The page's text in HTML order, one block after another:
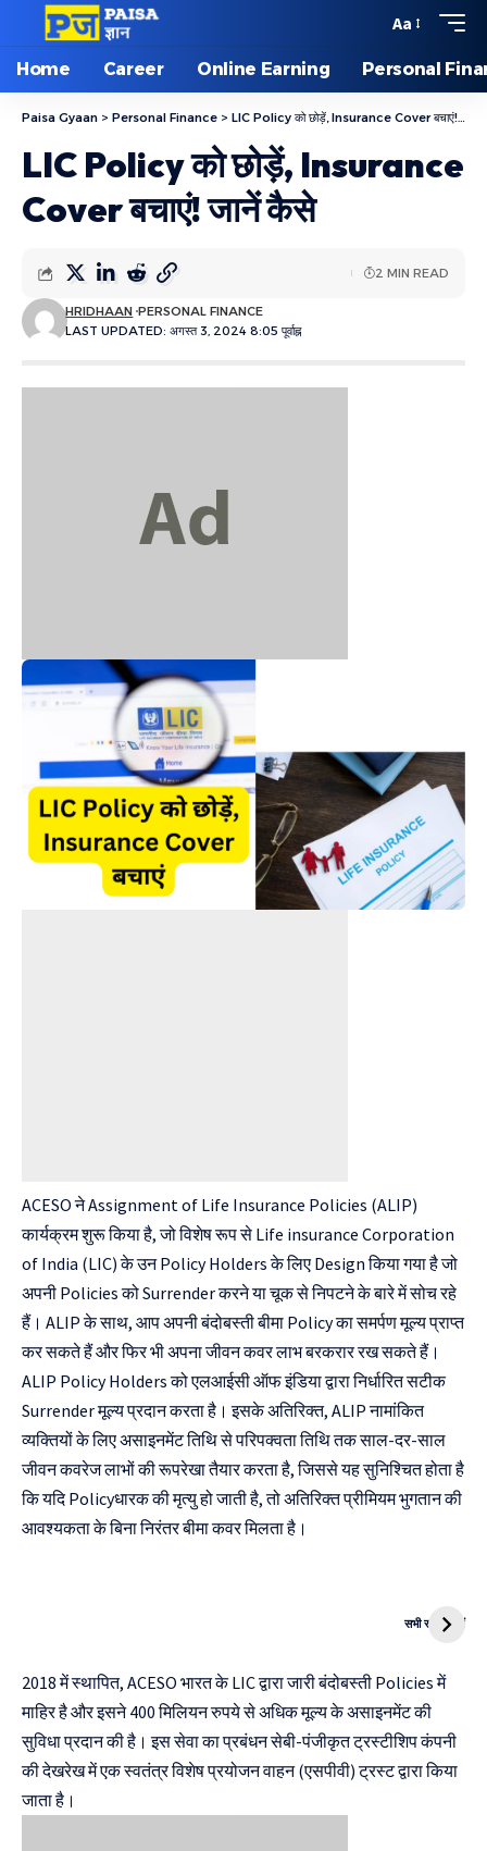
Aa
Home Career Online Earning Personal
Paisa Gyaan > Personal Finance > LIC Policy को छोड़ें, Insurance Cover बचाएं! जानें कैसे
LIC Policy को छोड़ें, Insurance
Cover बचाएं! जानें कैसे
LAST UPDATED: अगस्त 3, 2024 8:05 पूर्वाह्न
HRIDHAAN PERSONAL FINANCE
2 MIN READ
ACESO ने Assignment of Life Insurance Policies (ALIP)
कार्यक्रम शुरू किया है, जो विशेष रूप से Life insurance Corporation
of India (LIC) के उन Policy Holders के लिए Design किया गया है जो
अपनी Policies को Surrender करने या चूक से निपटने के बारे में सोच रहे
हैं। ALIP के साथ, आप अपनी बंदोबस्ती बीमा Policy का समर्पण मूल्य प्राप्त
कर सकते हैं और फिर भी अपना जीवन कवर लाभ बरकरार रख सकते हैं।
ALIP Policy Holders को एलआईसी ऑफ इंडिया द्वारा निर्धारित सटीक
Surrender मूल्य प्रदान करता है। इसके अतिरिक्त, ALIP नामांकित
व्यक्तियों के लिए असाइनमेंट तिथि से परिपक्वता तिथि तक साल-दर-साल
जीवन कवरेज लाभों की रूपरेखा तैयार करता है, जिससे यह सुनिश्चित होता है
कि यदि Policyधारक की मृत्यु हो जाती है, तो अतिरिक्त प्रीमियम भुगतान की
आवश्यकता के बिना निरंतर बीमा कवर मिलता है।
सभी स्टोरी देखें
Kanya Vivah
2018 में स्थापित, ACESO भारत के LIC द्वारा जारी बंदोबस्ती Policies में
माहिर है और इसने 400 मिलियन रुपये से अधिक मूल्य के असाइनमेंट की
सुविधा प्रदान की है। इस सेवा का प्रबंधन सेबी-पंजीकृत ट्रस्टीशिप कंपनी
की देखरेख में एक स्वतंत्र विशेष प्रयोजन वाहन (एसपीवी) ट्रस्ट द्वारा किया
जाता है।